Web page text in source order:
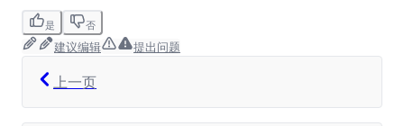
是 否
建议编辑 提出问题
上一页